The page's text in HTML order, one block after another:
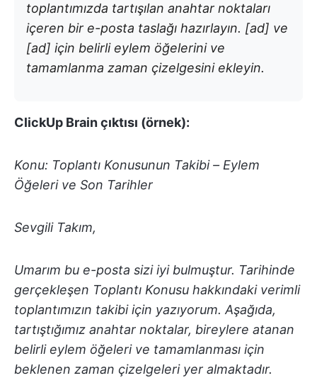
toplantımızda tartışılan anahtar noktaları
içeren bir e-posta taslağı hazırlayın. [ad] ve
[ad] için belirli eylem öğelerini ve
tamamlanma zaman çizelgesini ekleyin.
ClickUp Brain çıktısı (örnek):
Konu: Toplantı Konusunun Takibi – Eylem
Öğeleri ve Son Tarihler
Sevgili Takım,
Umarım bu e-posta sizi iyi bulmuştur. Tarihinde
gerçekleşen Toplantı Konusu hakkındaki verimli
toplantımızın takibi için yazıyorum. Aşağıda,
tartıştığımız anahtar noktalar, bireylere atanan
belirli eylem öğeleri ve tamamlanması için
beklenen zaman çizelgeleri yer almaktadır.